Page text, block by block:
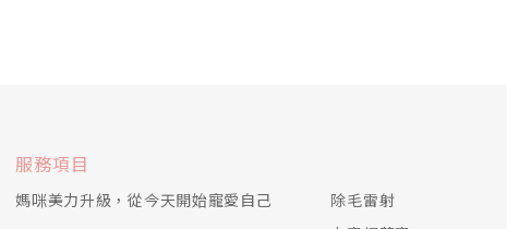
服務項目
媽咪美力升級，從今天開始寵愛自己
除毛雷射